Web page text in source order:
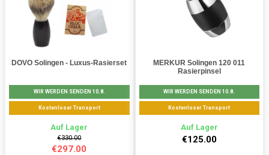
DOVO Solingen - Luxus-Rasierset
WIR WERDEN SENDEN 10.8.
Kostenloser Transport
Auf Lager
€330.00
€297.00
MERKUR Solingen 120 011
Rasierpinsel
WIR WERDEN SENDEN 10.8.
Kostenloser Transport
Auf Lager
€125.00